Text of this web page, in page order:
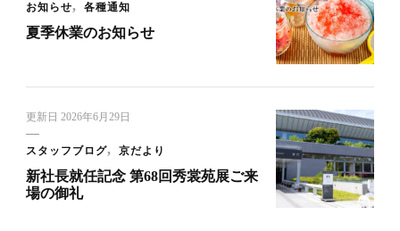
お知らせ 各種通知
夏季休業のお知らせ
更新日 2026年6月29日
スタッフブログ 京だより
新社長就任記念 第68回秀裳苑展ご来
場の御礼